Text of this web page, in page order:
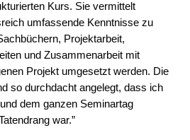
Kurs. Sie vermittelt
umfassende Kenntnisse zu
Projektarbeit,
und Zusammenarbeit mit
Projekt umgesetzt werden. Die
so durchdacht angelegt, dass ich
dem ganzen Seminartag
war.”